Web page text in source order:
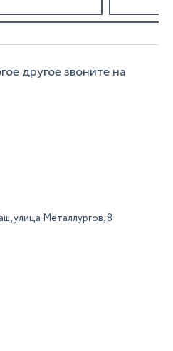
другое звоните на
улица Металлургов, 8